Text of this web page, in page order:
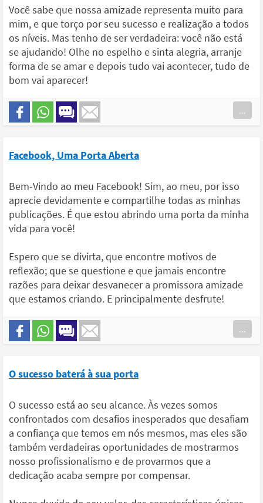
Você sabe que nossa amizade representa muito para
mim, e que torço por seu sucesso e realização a todos
os níveis. Mas tenho de ser verdadeira: você não está
se ajudando! Olhe no espelho e sinta alegria, arranje
forma de se amar e depois tudo vai acontecer, tudo de
bom vai aparecer!
...
Facebook, Uma Porta Aberta
Bem-Vindo ao meu Facebook! Sim, ao meu, por isso
aprecie devidamente e compartilhe todas as minhas
publicações. É que estou abrindo uma porta da minha
vida para você!
Espero que se divirta, que encontre motivos de
reflexão; que se questione e que jamais encontre
razões para deixar desvanecer a promissora amizade
que estamos criando. E principalmente desfrute!
...
O sucesso baterá à sua porta
O sucesso está ao seu alcance. Às vezes somos
confrontados com desafios inesperados que desafiam
a confiança que temos em nós mesmos, mas eles são
também verdadeiras oportunidades de mostrarmos
nosso profissionalismo e de provarmos que a
dedicação acaba sempre por compensar.